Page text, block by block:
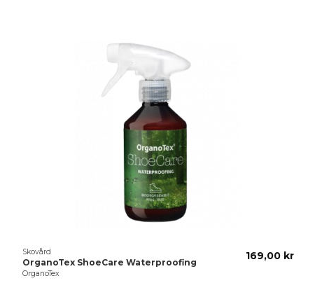
Skovård
OrganoTex ShoeCare Waterproofing
OrganoTex
169,00 kr